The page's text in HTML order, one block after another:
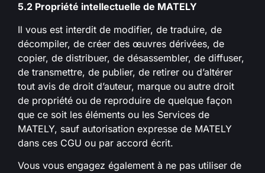
5.2 Propriété intellectuelle de MATELY
Il vous est interdit de modifier, de traduire, de
décompiler, de créer des œuvres dérivées, de
copier, de distribuer, de désassembler, de diffuser,
de transmettre, de publier, de retirer ou d’altérer
tout avis de droit d’auteur, marque ou autre droit
de propriété ou de reproduire de quelque façon
que ce soit les éléments ou les Services de
MATELY, sauf autorisation expresse de MATELY
dans ces CGU ou par accord écrit.
Vous vous engagez également à ne pas utiliser de